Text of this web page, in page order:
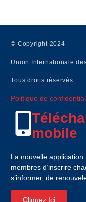
© Copyright 2024
Union Internationale
Tous droits réservés.
Politique de
mobile
La nouvelle
membres d’inscrire
s’informer, de
Cliquez Ici